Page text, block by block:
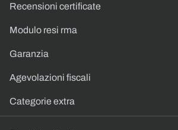
Recensioni certificate
Modulo resi rma
Garanzia
Agevolazioni fiscali
Categorie extra